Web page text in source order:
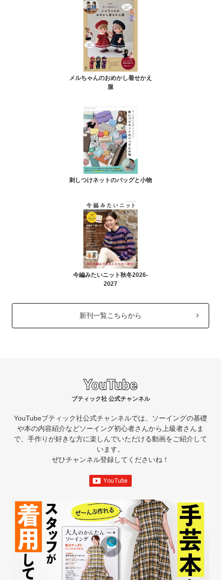
メルちゃんのおめかし着せかえ
服
刺しつけネットのバッグと小物
今編みたいニット秋冬2026-
2027
新刊一覧こちらから
ブティック社 公式チャンネル
YouTubeブティック社公式チャンネルでは、ソーイングの基礎
や本の内容紹介などソーイング初心者さんから上級者さんま
で、手作りが好きな方に楽しんでいただける動画をご紹介して
います。
ぜひチャンネル登録してくださいね！